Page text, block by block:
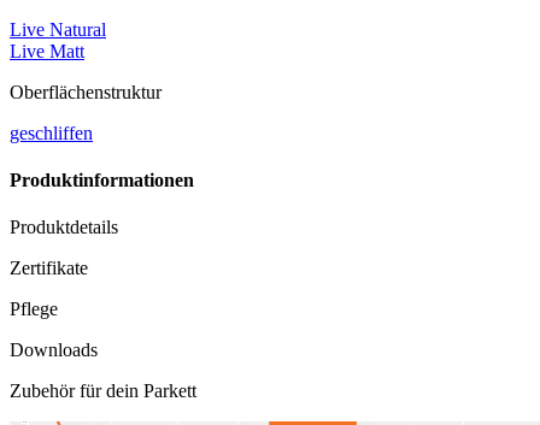
Live Natural
Live Matt
Oberflächenstruktur
geschliffen
Produktinformationen
Produktdetails
Zertifikate
Pflege
Downloads
Zubehör für dein Parkett